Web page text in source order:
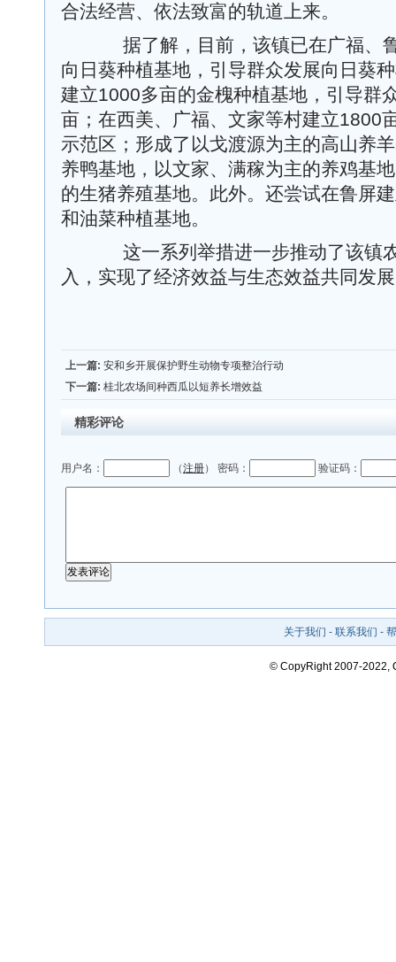
合法经营、依法致富的轨道上来。
据了解，目前，该镇已在广福、
向日葵种植基地，引导群众发展向日葵
建立1000多亩的金槐种植基地，引导群
亩；在西美、广福、文家等村建立1800
示范区；形成了以戈渡源为主的高山养
养鸭基地，以文家、满稼为主的养鸡基
的生猪养殖基地。此外。还尝试在鲁屏
和油菜种植基地。
这一系列举措进一步推动了该镇
入，实现了经济效益与生态效益共同发
上一篇: 安和乡开展保护野生动物专项整治行动
下一篇: 桂北农场间种西瓜以短养长增效益
精彩评论
用户名： （注册） 密码： 验证码：
关于我们 - 联系我们 -
© CopyRight 2007-2022,